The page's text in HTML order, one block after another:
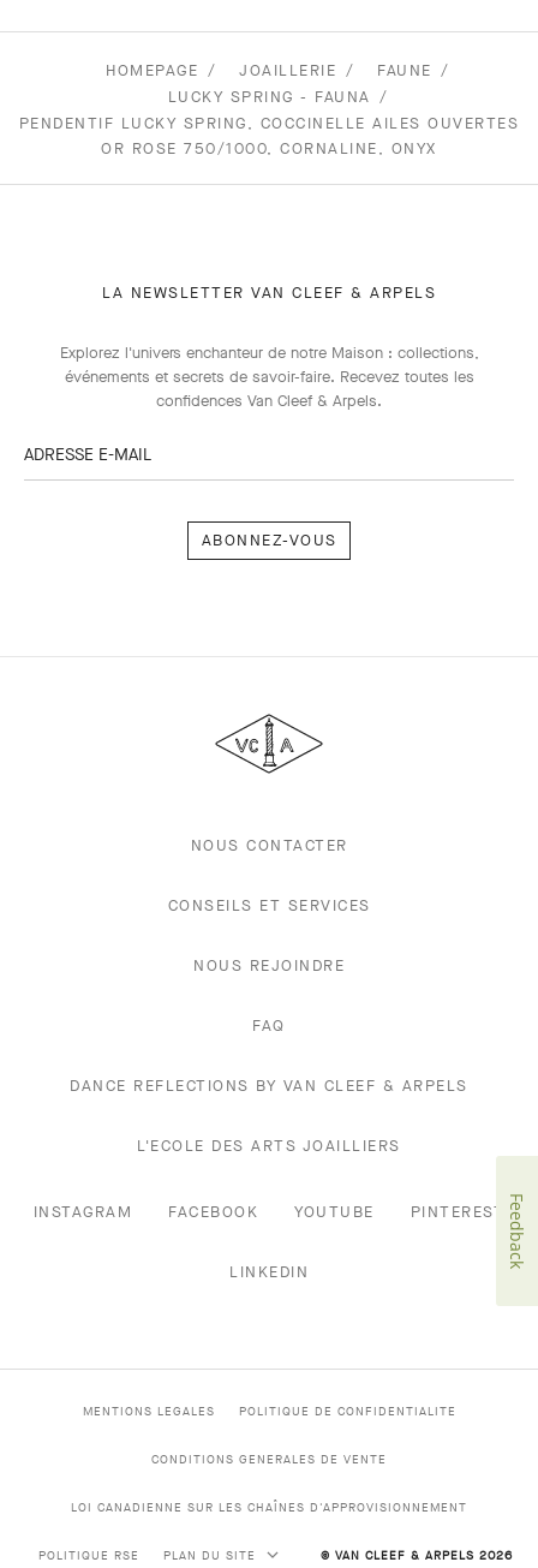
HOMEPAGE JOAILLERIE
FAUNE
LUCKY SPRING - FAUNA
PENDENTIF LUCKY SPRING, COCCINELLE AILES OUVERTES
OR ROSE 750/1000, CORNALINE, ONYX
LA NEWSLETTER VAN CLEEF & ARPELS
Explorez l'univers enchanteur de notre Maison : collections,
événements et secrets de savoir-faire. Recevez toutes les
confidences Van Cleef & Arpels​.
ADRESSE E-MAIL
vous
&
Arpels
NOUS CONTACTER
CONSEILS ET SERVICES
NOUS REJOINDRE
FAQ
DANCE REFLECTIONS BY VAN CLEEF & ARPELS
L'ECOLE DES ARTS JOAILLIERS
INSTAGRAM FACEBOOK YOUTUBE PINTEREST
LINKEDIN
MENTIONS LEGALES POLITIQUE DE CONFIDENTIALITE
CONDITIONS GENERALES DE VENTE
LOI CANADIENNE SUR LES CHAÎNES D'APPROVISIONNEMENT
POLITIQUE RSE PLAN DU SITE © VAN CLEEF & ARPELS 2026
Feedback